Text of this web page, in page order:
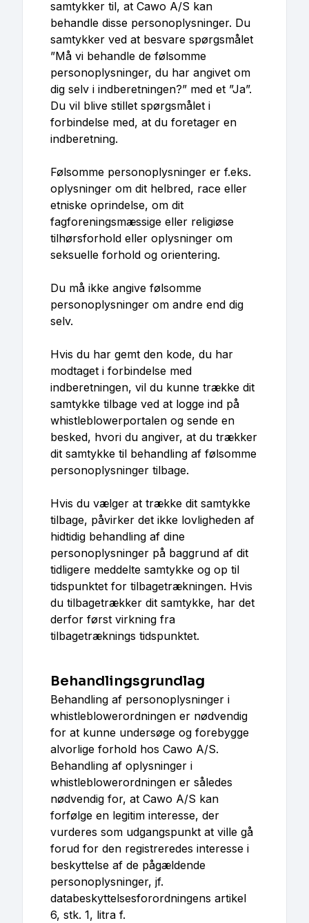
samtykker til, at Cawo A/S kan
behandle disse personoplysninger. Du
samtykker ved at besvare spørgsmålet
”Må vi behandle de følsomme
personoplysninger, du har angivet om
dig selv i indberetningen?” med et ”Ja”.
Du vil blive stillet spørgsmålet i
forbindelse med, at du foretager en
indberetning.
Følsomme personoplysninger er f.eks.
oplysninger om dit helbred, race eller
etniske oprindelse, om dit
fagforeningsmæssige eller religiøse
tilhørsforhold eller oplysninger om
seksuelle forhold og orientering.
Du må ikke angive følsomme
personoplysninger om andre end dig
selv.
Hvis du har gemt den kode, du har
modtaget i forbindelse med
indberetningen, vil du kunne trække dit
samtykke tilbage ved at logge ind på
whistleblowerportalen og sende en
besked, hvori du angiver, at du trækker
dit samtykke til behandling af følsomme
personoplysninger tilbage.
Hvis du vælger at trække dit samtykke
tilbage, påvirker det ikke lovligheden af
hidtidig behandling af dine
personoplysninger på baggrund af dit
tidligere meddelte samtykke og op til
tidspunktet for tilbagetrækningen. Hvis
du tilbagetrækker dit samtykke, har det
derfor først virkning fra
tilbagetræknings tidspunktet.
Behandlingsgrundlag
Behandling af personoplysninger i
whistleblowerordningen er nødvendig
for at kunne undersøge og forebygge
alvorlige forhold hos Cawo A/S.
Behandling af oplysninger i
whistleblowerordningen er således
nødvendig for, at Cawo A/S kan
forfølge en legitim interesse, der
vurderes som udgangspunkt at ville gå
forud for den registreredes interesse i
beskyttelse af de pågældende
personoplysninger, jf.
databeskyttelsesforordningens artikel
6, stk. 1, litra f.